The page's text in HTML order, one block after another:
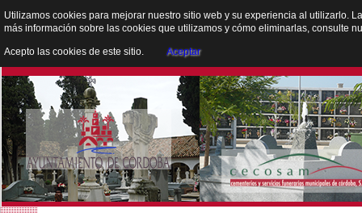
Utilizamos cookies para mejorar nuestro sitio web y su experiencia al utilizarlo.
más información sobre las cookies que utilizamos y cómo eliminarlas, consulte
Acepto las cookies de este sitio. Aceptar